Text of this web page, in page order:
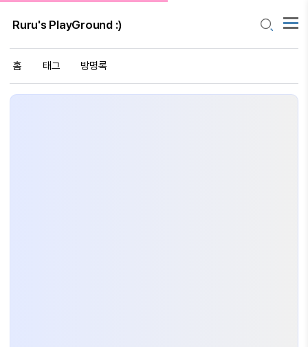
Ruru's PlayGround :)
홈 태그 방명록